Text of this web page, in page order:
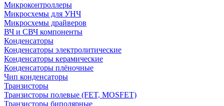
Микроконтроллеры
Микросхемы для УНЧ
Микросхемы драйверов
ВЧ и СВЧ компоненты
Конденсаторы
Конденсаторы электролитические
Конденсаторы керамические
Конденсаторы плёночные
Чип конденсаторы
Транзисторы
Транзисторы полевые (FET, MOSFET)
Транзисторы биполярные